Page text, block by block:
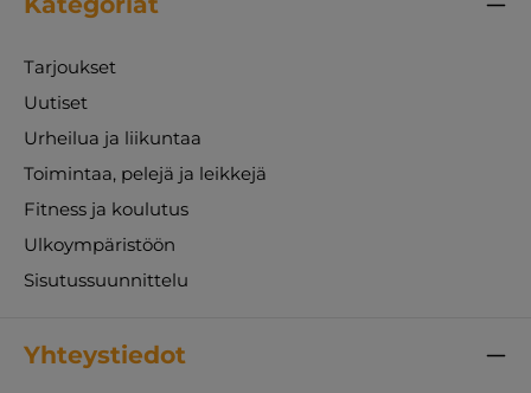
Tarjoukset
Uutiset
Urheilua ja liikuntaa
Toimintaa, pelejä ja leikkejä
Fitness ja koulutus
Ulkoympäristöön
Sisutussuunnittelu
Yhteystiedot